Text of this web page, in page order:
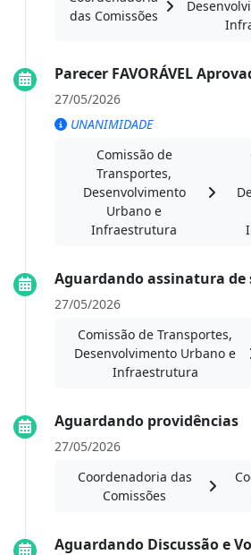
das Comissões
Parecer FAVORÁVEL
27/05/2026
UNANIMIDADE
Comissão de
Transportes,
Desenvolvimento
Urbano e
Infraestrutura
Aguardando assinatura de
27/05/2026
Comissão de Transportes,
Desenvolvimento Urbano e
Infraestrutura
Aguardando providências
27/05/2026
Coordenadoria das
Comissões
Aguardando Discussão e